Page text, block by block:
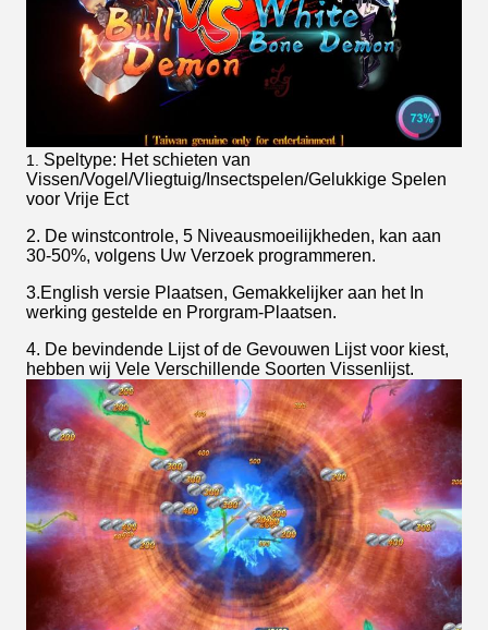
1. Speltype: Het schieten van
Vissen/Vogel/Vliegtuig/Insectspelen/Gelukkige Spelen
voor Vrije Ect
2. De winstcontrole, 5 Niveausmoeilijkheden, kan aan
30-50%, volgens Uw Verzoek programmeren.
3.English versie Plaatsen, Gemakkelijker aan het In
werking gestelde en Prorgram-Plaatsen.
4. De bevindende Lijst of de Gevouwen Lijst voor kiest,
hebben wij Vele Verschillende Soorten Vissenlijst.